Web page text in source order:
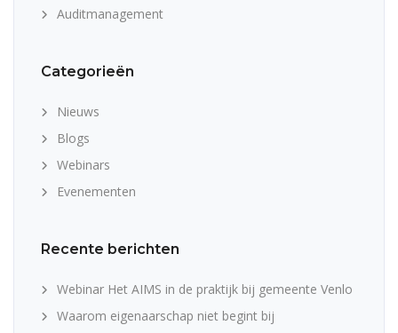
Auditmanagement
Categorieën
Nieuws
Blogs
Webinars
Evenementen
Recente berichten
Webinar Het AIMS in de praktijk bij gemeente Venlo
Waarom eigenaarschap niet begint bij